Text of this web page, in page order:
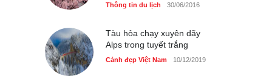
Thông tin du lịch 30/06/2016
Tàu hỏa chạy xuyên dãy
Alps trong tuyết trắng
Cảnh đẹp Việt Nam 10/12/2019